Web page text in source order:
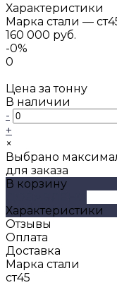
Характеристики
Марка стали —
160 000 руб.
-0%
0
Цена за тонну
В наличии
-
+
×
Выбрано
для заказа
В корзину
Характеристики
Отзывы
Оплата
Доставка
Марка стали
ст45